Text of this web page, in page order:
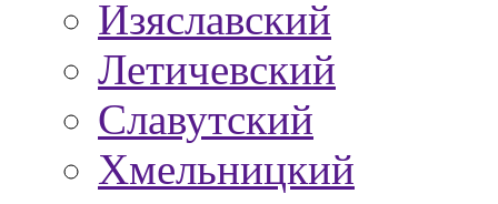
Изяславский
Летичевский
Славутский
Хмельницкий